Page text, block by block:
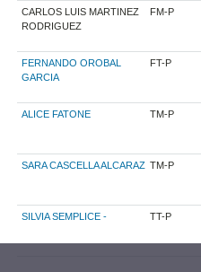
CARLOS LUIS MARTINEZ
RODRIGUEZ
FM-P
FERNANDO OROBAL
GARCIA
FT-P
ALICE FATONE TM-P
SARA CASCELLA ALCARAZ TM-P
SILVIA SEMPLICE - TT-P